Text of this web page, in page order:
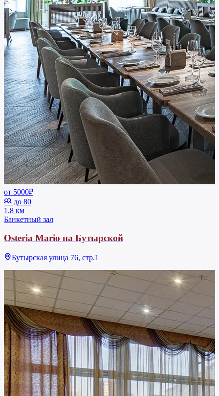
от 5000₽
до 80
1.8 км
Банкетный зал
Osteria Mario на Бутырской
Бутырская улица 76, стр.1